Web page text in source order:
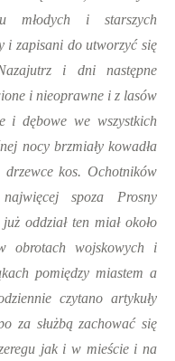
młodych i starszych
i zapisani do utworzyć się
i dni następne
i nieoprawne i z lasów
i dębowe we wszystkich
nocy brzmiały kowadła
kos. Ochotników
spoza Prosny
oddział ten miał około
obrotach wojskowych i
pomiędzy miastem a
czytano artykuły
za służbą zachować się
jak i w mieście i na